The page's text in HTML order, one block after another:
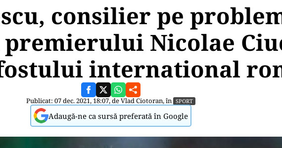
consilier pe
Nicolae
international
Publicat: 07 dec. 2021, 18:07, deVlad Ciotoran, în SPORT
Adaugă-ne ca sursă preferată în Google